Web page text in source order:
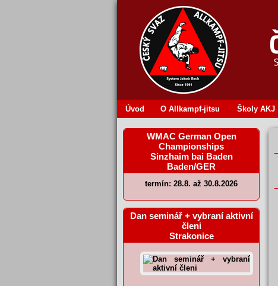
Úvod O Allkampf‐jitsu Školy AKJ
WMAC German Open
Championships
Sinzhaim bai Baden
Baden/GER
termín: 28.8. až 30.8.2026
Dan seminář + vybraní aktivní
členi
Strakonice